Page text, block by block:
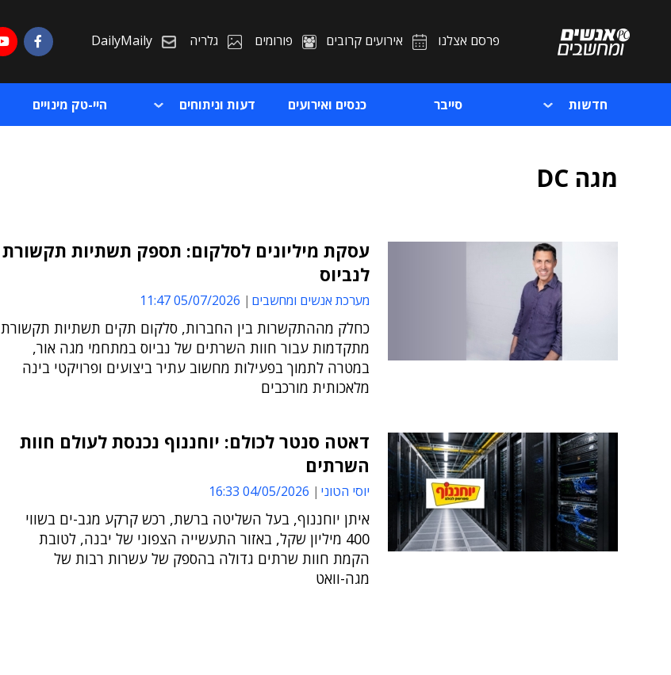
פרסם אצלנו אירועים קרובים פורומים גלריה DailyMaily
חדשות סייבר כנסים ואירועים דעות וניתוחים היי-טק מינויים
מגה DC
עסקת מיליונים לסלקום: תספק תשתיות תקשורת
לנביוס
מערכת אנשים ומחשבים 05/07/2026 11:47
כחלק מההתקשרות בין החברות, סלקום תקים תשתיות תקשורת
מתקדמות עבור חוות השרתים של נביוס במתחמי מגה אור,
במטרה לתמוך בפעילות מחשוב עתיר ביצועים ופרויקטי בינה
מלאכותית מורכבים
דאטה סנטר לכולם: יוחננוף נכנסת לעולם חוות
השרתים
יוסי הטוני 04/05/2026 16:33
איתן יוחננוף, בעל השליטה ברשת, רכש קרקע מגב-ים בשווי
400 מיליון שקל, באזור התעשייה הצפוני של יבנה, לטובת
הקמת חוות שרתים גדולה בהספק של עשרות רבות של
מגה-וואט